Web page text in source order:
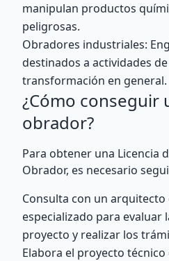
manipulan productos
peligrosas.
Obradores industriales:
destinados a actividades
transformación en general.
¿Cómo conseguir
obrador?
Para obtener una Licencia
Obrador, es necesario
Consulta con un
especializado para evaluar
proyecto y realizar los
Elabora el proyecto